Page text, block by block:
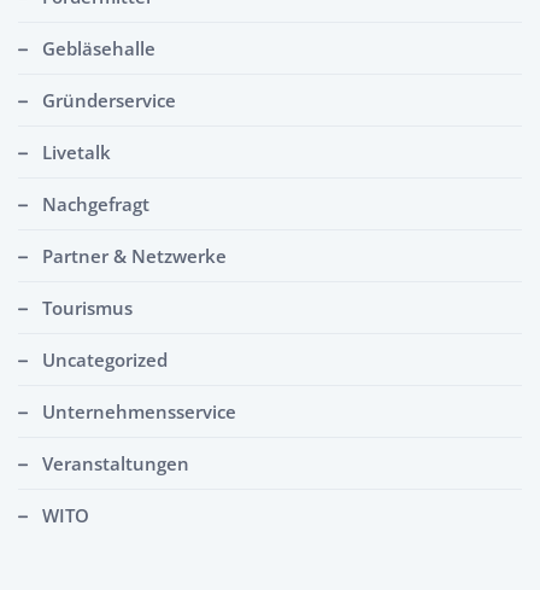
Gebläsehalle
Gründerservice
Livetalk
Nachgefragt
Partner & Netzwerke
Tourismus
Uncategorized
Unternehmensservice
Veranstaltungen
WITO